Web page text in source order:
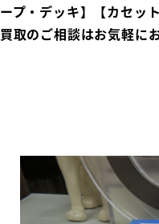
ープ・デッキ】【カセッ
買取のご相談はお気軽に